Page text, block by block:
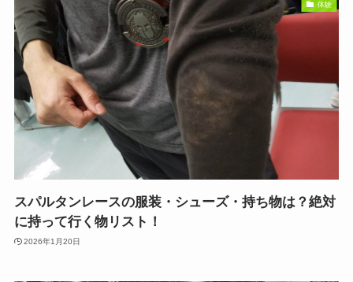
体験
スパルタンレースの服装・シューズ・持ち物は？絶対
に持って行く物リスト！
2026年1月20日